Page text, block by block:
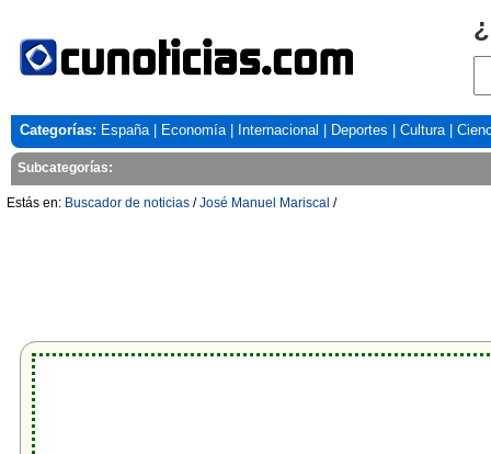
Categorías: España| Economía| Internacional Deportes Cultura|
Subcategorías:
Estás en: Buscador de noticias /José Manuel Mariscal /